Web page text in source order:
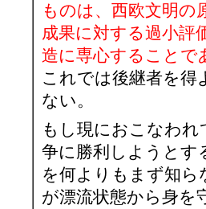
ものは、西欧文明の
成果に対する過小評
造に専心することで
これでは後継者を
ない。
もし現におこなわ
争に勝利しようとす
を何よりもまず知
が漂流状態から身を